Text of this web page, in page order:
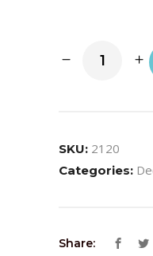
SKU: 2120
Categories:
Share: